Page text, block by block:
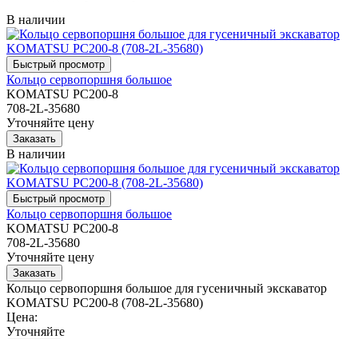
В наличии
Кольцо сервопоршня большое
KOMATSU PC200-8
708-2L-35680
Уточняйте цену
В наличии
Кольцо сервопоршня большое
KOMATSU PC200-8
708-2L-35680
Уточняйте цену
Кольцо сервопоршня большое для гусеничный экскаватор
KOMATSU PC200-8 (708-2L-35680)
Цена:
Уточняйте